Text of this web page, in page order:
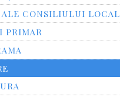
ALE CONSILIULUI LOCAL
PRIMAR